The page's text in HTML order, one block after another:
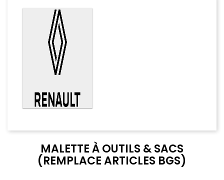
MALETTE À OUTILS & SACS
(REMPLACE ARTICLES BGS)